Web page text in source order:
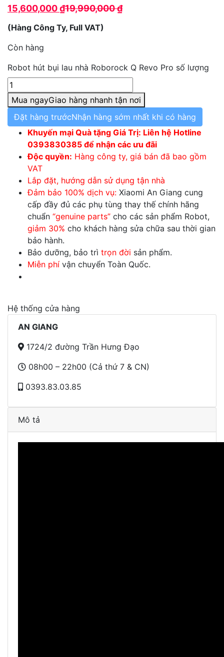
15,600,000₫19,990,000₫
(Hàng Công Ty, Full VAT)
Còn hàng
Robot hút bụi lau nhà Roborock Q Revo Pro số lượng
Mua ngayGiao hàng nhanh tận nơi
Đặt hàng trướcNhận hàng sớm nhất khi có hàng
Khuyến mại Quà tặng Giá Trị: Liên hệ Hotline
0393830385 để nhận các ưu đãi
Độc quyền: Hàng công ty, giá bán đã bao gồm
VAT
Lắp đặt, hướng dẫn sử dụng tận nhà
Đảm bảo 100% dịch vụ: Xiaomi An Giang cung
cấp đầy đủ các phụ tùng thay thế chính hãng
chuẩn “genuine parts” cho các sản phẩm Robot,
giảm 30% cho khách hàng sửa chữa sau thời gian
bảo hành.
Bảo dưỡng, bảo trì trọn đời sản phẩm.
Miễn phí vận chuyển Toàn Quốc.
Hệ thống cửa hàng
AN GIANG
1724/2 đường Trần Hưng Đạo
08h00 – 22h00 (Cả thứ 7 & CN)
0393.83.03.85
Mô tả